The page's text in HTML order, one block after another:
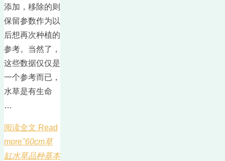
添加，移除的则
保留参数作为以
后想再次种植的
参考。当然了，
这些数据仅仅是
一个参考而已，
水草是有生命
…
阅读全文 Read
more"60cm草
缸水草品种基本